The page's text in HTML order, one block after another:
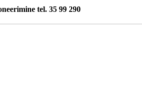
tel. 35 99 290